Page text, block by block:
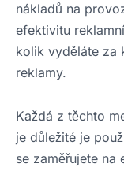
nákladů na
efektivitu
kolik vyděláte za
reklamy.
Každá z těchto
je důležité je
se zaměřujete na